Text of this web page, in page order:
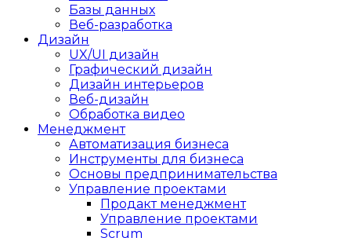
Базы данных
Веб-разработка
Дизайн
UX/UI дизайн
Графический дизайн
Дизайн интерьеров
Веб-дизайн
Обработка видео
Менеджмент
Автоматизация бизнеса
Инструменты для бизнеса
Основы предпринимательства
Управление проектами
Продакт менеджмент
Управление проектами
Scrum